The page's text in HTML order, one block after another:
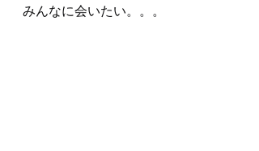
みんなに会いたい。。。